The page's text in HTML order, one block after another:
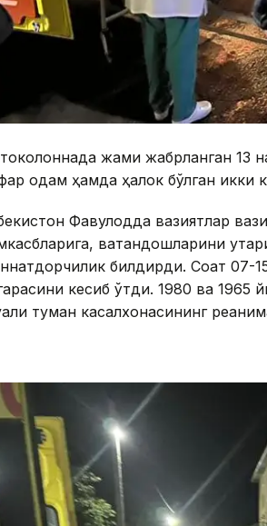
жами жабрланган 13
одам ҳамда ҳалок бўлган икки
Фавқулодда вазиятлар
ватандошларини
билдирди. Соат 07-
кесиб ўтди. 1980 ва 1965
туман касалхонасининг